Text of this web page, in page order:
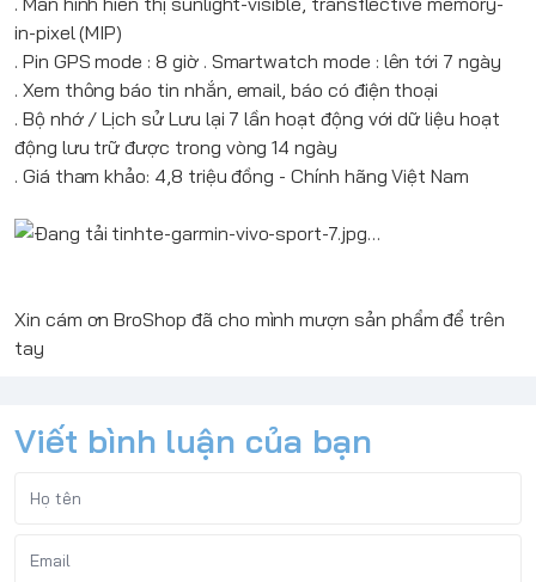
in-pixel (MIP)
. Pin GPS mode : 8 giờ . Smartwatch mode : lên tới 7 ngày
. Xem thông báo tin nhắn, email, báo có điện thoại
. Bộ nhớ / Lịch sử Lưu lại 7 lần hoạt động với dữ liệu hoạt
động lưu trữ được trong vòng 14 ngày
. Giá tham khảo: 4,8 triệu đồng - Chính hãng Việt Nam
Xin cám ơn BroShop đã cho mình mượn sản phẩm để trên
tay
Viết bình luận của bạn